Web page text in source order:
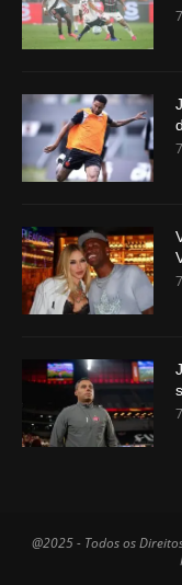
@2025 - Todos os